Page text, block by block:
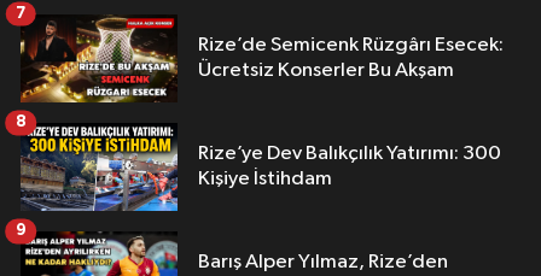
Rize’de Semicenk Rüzgârı Esecek:
Ücretsiz Konserler Bu Akşam
7
Rize’ye Dev Balıkçılık Yatırımı: 300
Kişiye İstihdam
8
Barış Alper Yılmaz, Rize’den
9